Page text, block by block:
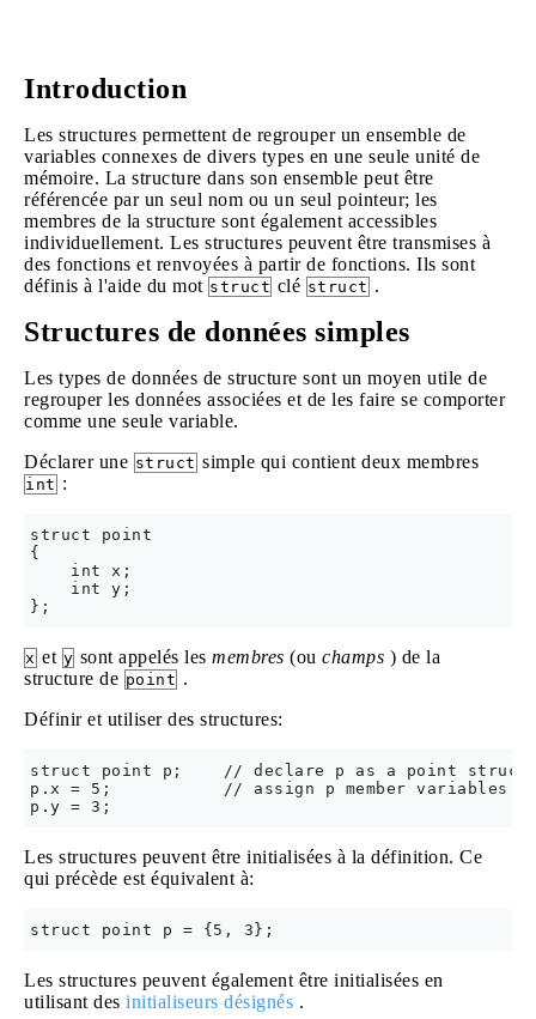
Introduction
Les structures permettent de regrouper un ensemble de
variables connexes de divers types en une seule unité de
mémoire. La structure dans son ensemble peut être
référencée par un seul nom ou un seul pointeur; les
membres de la structure sont également accessibles
individuellement. Les structures peuvent être transmises à
des fonctions et renvoyées à partir de fonctions. Ils sont
définis à l'aide du mot struct clé struct .
Structures de données simples
Les types de données de structure sont un moyen utile de
regrouper les données associées et de les faire se comporter
comme une seule variable.
Déclarer une struct simple qui contient deux membres
int :
struct point
{
    int x;
    int y;
x et y sont appelés les membres (ou champs ) de la
structure de point .
Définir et utiliser des structures:
struct point p;    // declare p as a point struct
p.x = 5;           // assign p member variables
Les structures peuvent être initialisées à la définition. Ce
qui précède est équivalent à:
Les structures peuvent également être initialisées en
utilisant des initialiseurs désignés .